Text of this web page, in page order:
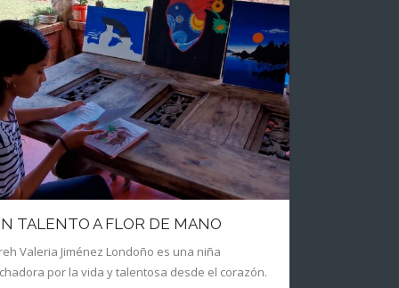
TALENTO A FLOR DE MANO
Valeria Jiménez Londoño es una niña
por la vida y talentosa desde el corazón.